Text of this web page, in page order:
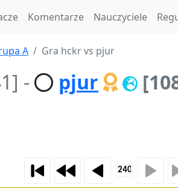
Komentarze Nauczyciele
A Gra hckr vs pjur
- pjur